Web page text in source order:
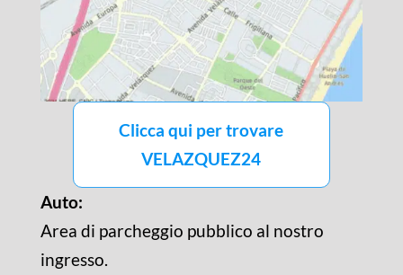
Clicca qui per trovare
VELAZQUEZ24
Auto:
Area di parcheggio pubblico al nostro
ingresso.